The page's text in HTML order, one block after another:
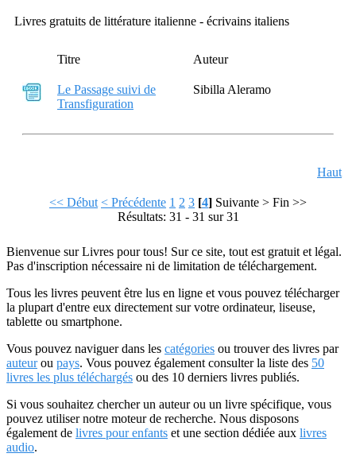
Livres gratuits de littérature italienne - écrivains italiens
Titre Auteur
Le Passage suivi de
Transfiguration
Sibilla Aleramo
Haut
<< Début < Précédente 1 2 3 [4] Suivante > Fin >>
Résultats: 31 - 31 sur 31
Bienvenue sur Livres pour tous! Sur ce site, tout est gratuit et légal.
Pas d'inscription nécessaire ni de limitation de téléchargement.
Tous les livres peuvent être lus en ligne et vous pouvez télécharger
la plupart d'entre eux directement sur votre ordinateur, liseuse,
tablette ou smartphone.
Vous pouvez naviguer dans les catégories ou trouver des livres par
auteurou pays. Vous pouvez également consulter la liste des 50
livres les plus téléchargés ou des 10 derniers livres publiés.
Si vous souhaitez chercher un auteur ou un livre spécifique, vous
pouvez utiliser notre moteur de recherche. Nous disposons
également de livres pour enfants et une section dédiée aux livres
audio.